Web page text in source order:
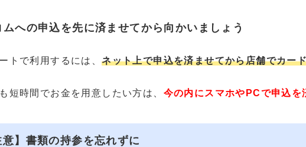
ムへの申込を先に済ませてから向かいましょう
トで利用するには、ネット上で申込を済ませてから店舗でカー
短時間でお金を用意したい方は、 今の内にスマホやPCで申込を
意】書類の持参を忘れずに